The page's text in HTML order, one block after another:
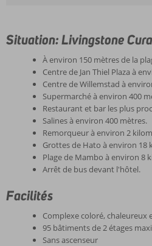
Situation: Livingstone
À environ 150 mètres de la
Centre de Jan Thiel Plaza à
Centre de Willemstad à
Supermarché à environ 400
Restaurant et bar les plus
Salines à environ 400 mètres.
Remorqueur à environ 2
Grottes de Hato à environ 18
Plage de Mambo à environ 8
Arrêt de bus devant l'hôtel.
Facilités
Complexe coloré, chaleureux
95 bâtiments de 2 étages
Sans ascenseur